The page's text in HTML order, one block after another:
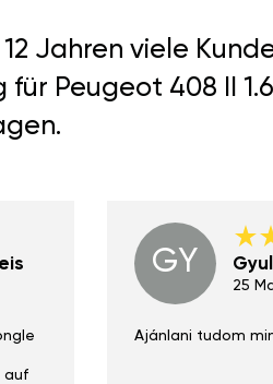
Jahren viele
Peugeot 408 II 1.6
auf
GY
25
Ajánlani tudom